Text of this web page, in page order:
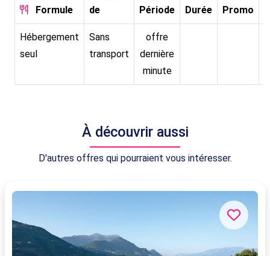
Formule
de
Période Durée Promo
Hébergement
seul
Sans
transport
offre
dernière
minute
À découvrir aussi
D'autres offres qui pourraient vous intéresser.